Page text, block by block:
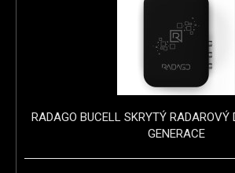
RADAGO BUCELL SKRYTÝ RADAROVÝ
GENERACE